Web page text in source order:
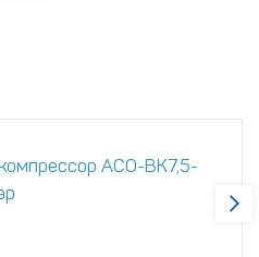
АСО-ВК7,5-